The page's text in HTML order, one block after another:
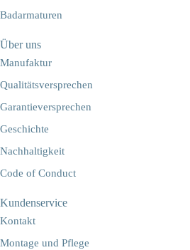
Badarmaturen
Über uns
Manufaktur
Qualitätsversprechen
Garantieversprechen
Geschichte
Nachhaltigkeit
Code of Conduct
Kundenservice
Kontakt
Montage und Pflege